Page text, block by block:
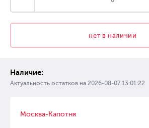
нет в наличии
Наличие:
Актуальность остатков на 2026-08-07 13:01:22
Москва-Капотня